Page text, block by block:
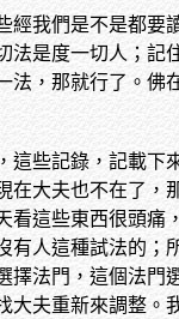
我們是不是都要
是度一切人；記
，那就行了。佛
些記錄，記載下
大夫也不在了，
這些東西很頭痛
人這種試法的；
法門，這個法門
夫重新來調整。